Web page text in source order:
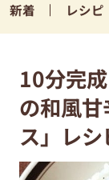
新着 レシピ
10分完
の和風
ス」レシ